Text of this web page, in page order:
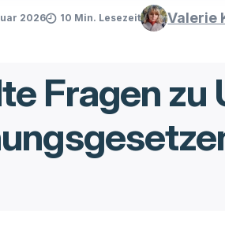
2026 10 Min. Lesezeit Valerie
Fragen zu